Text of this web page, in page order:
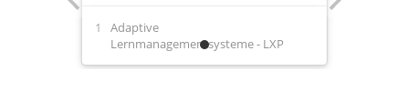
Adaptive
Lernmanagementsysteme - LXP